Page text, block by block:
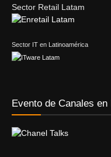
Sector Retail Latam
Sector IT en Latinoamérica
Evento de Canales